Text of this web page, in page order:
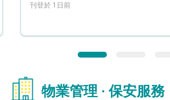
刊登於 1日前
物業管理 · 保安服務